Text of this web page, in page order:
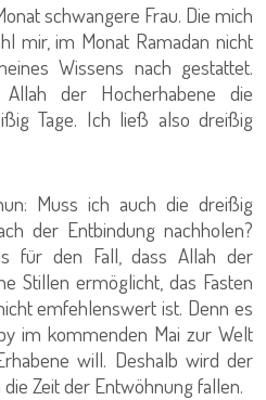
schwangere Frau. Die mich
mir, im Monat Ramadan nicht
Wissens nach gestattet.
der Hocherhabene die
Tage. Ich ließ also dreißig
Muss ich auch die dreißig
der Entbindung nachholen?
für den Fall, dass Allah der
Stillen ermöglicht, das Fasten
emfehlenswert ist. Denn es
im kommenden Mai zur Welt
will. Deshalb wird der
Zeit der Entwöhnung fallen.